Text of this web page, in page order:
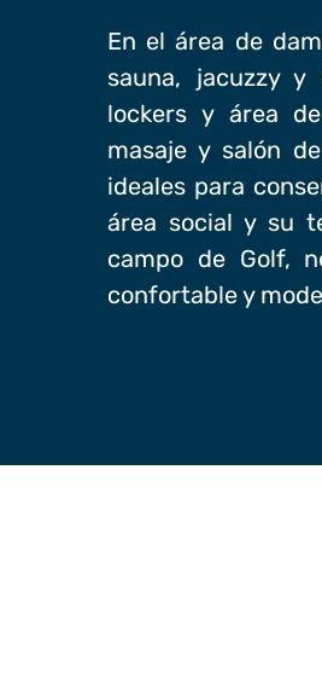
En el área de
sauna, jacuzzy y
lockers y área
masaje y salón
ideales para
área social y su
campo de Golf,
confortable y